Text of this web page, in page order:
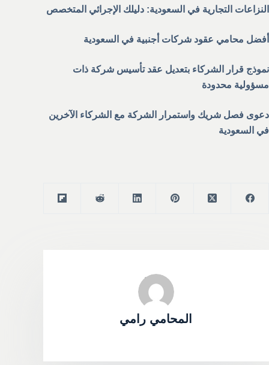
النزاعات التجارية في السعودية: دليلك الإجرائي المتخصص
أفضل محامي عقود شركات أجنبية في السعودية
نموذج قرار الشركاء بتعديل عقد تأسيس شركة ذات
مسؤولية محدودة
دعوى فصل شريك واستمرار الشركة مع الشركاء الآخرين
في السعودية
المحامي رامي